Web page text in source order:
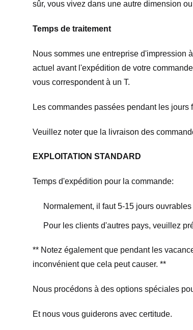
sûr, vous vivez dans une autre dimension
Temps de traitement
Nous sommes une entreprise d'impression
actuel avant l'expédition de votre
vous correspondent à un T.
Les commandes passées pendant les
Veuillez noter que la livraison des
EXPLOITATION STANDARD
Temps d'expédition pour la commande:
Normalement, il faut 5-15 jours
Pour les clients d'autres pays, veuillez
** Notez également que pendant les
inconvénient que cela peut causer. **
Nous procédons à des options spéciales
Et nous vous guiderons avec certitude.